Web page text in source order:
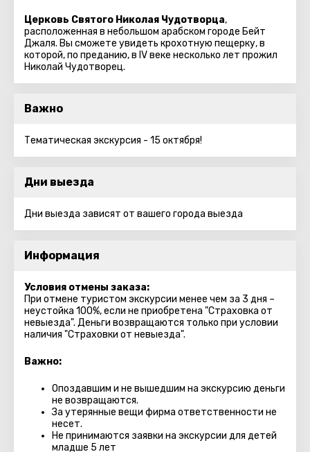
Церковь Святого Николая Чудотворца,
расположенная в небольшом арабском городе Бейт
Джаля. Вы сможете увидеть крохотную пещерку, в
которой, по преданию, в IV веке несколько лет прожил
Николай Чудотворец.
Важно
Тематическая экскурсия - 15 октября!
Дни выезда
Дни выезда зависят от вашего города выезда
Информация
Условия отмены заказа:
При отмене туристом экскурсии менее чем за 3 дня –
неустойка 100%, если не приобретена "Страховка от
невыезда". Деньги возвращаются только при условии
наличия "Страховки от невыезда".
Важно:
Опоздавшим и не вышедшим на экскурсию деньги
не возвращаются.
За утерянные вещи фирма ответственности не
несет.
Не принимаются заявки на экскурсии для детей
младше 5 лет